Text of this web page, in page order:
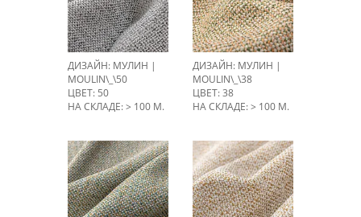
ДИЗАЙН: МУЛИН |
MOULIN\_\50
ЦВЕТ: 50
НА СКЛАДЕ: > 100 М.
ДИЗАЙН: МУЛИН |
MOULIN\_\38
ЦВЕТ: 38
НА СКЛАДЕ: > 100 М.